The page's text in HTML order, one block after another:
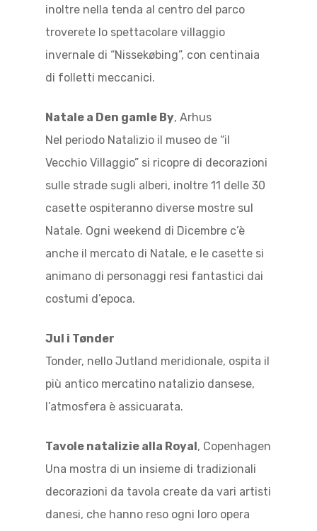
inoltre nella tenda al centro del parco
troverete lo spettacolare villaggio
invernale di “Nissekøbing”, con centinaia
di folletti meccanici.
Natale a Den gamle By, Arhus
Nel periodo Natalizio il museo de “il
Vecchio Villaggio” si ricopre di decorazioni
sulle strade sugli alberi, inoltre 11 delle 30
casette ospiteranno diverse mostre sul
Natale. Ogni weekend di Dicembre c’è
anche il mercato di Natale, e le casette si
animano di personaggi resi fantastici dai
costumi d’epoca.
Jul i Tønder
Tonder, nello Jutland meridionale, ospita il
più antico mercatino natalizio dansese,
l’atmosfera è assicuarata.
Tavole natalizie alla Royal, Copenhagen
Una mostra di un insieme di tradizionali
decorazioni da tavola create da vari artisti
danesi, che hanno reso ogni loro opera